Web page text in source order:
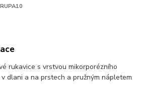
RUPA10
rukavice s vrstvou mikorporézního
dlani a na prstech a pružným nápletem